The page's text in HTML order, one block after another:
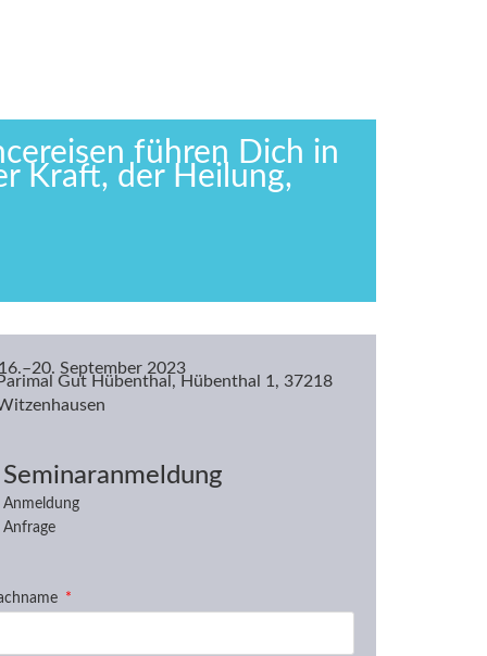
führen Dich in
Kraft, der Heilung,
September 2023
Gut Hübenthal, Hübenthal 1, 37218
Seminaranmeldung
Anmeldung
Anfrage